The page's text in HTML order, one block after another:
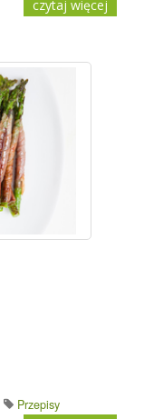
czytaj więcej
Przepisy